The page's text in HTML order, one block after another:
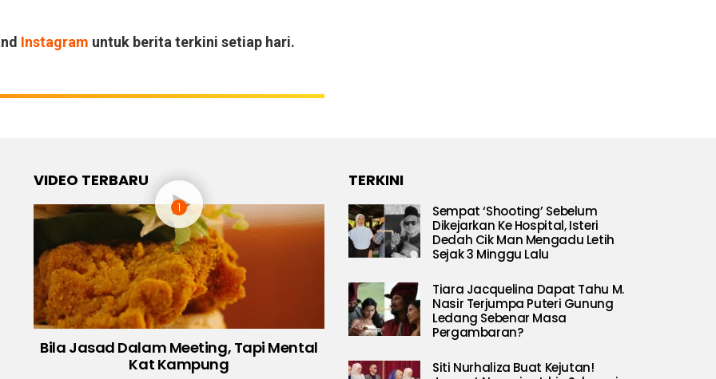
Instagram untuk berita terkini setiap hari.
VIDEO TERBARU
Bila Jasad Dalam Meeting, Tapi Mental
Kat Kampung
TERKINI
Sempat ‘Shooting’ Sebelum
Dikejarkan Ke Hospital, Isteri
Dedah Cik Man Mengadu Letih
Sejak 3 Minggu Lalu
Tiara Jacquelina Dapat Tahu M.
Nasir Terjumpa Puteri Gunung
Ledang Sebenar Masa
Pergambaran?
Siti Nurhaliza Buat Kejutan!